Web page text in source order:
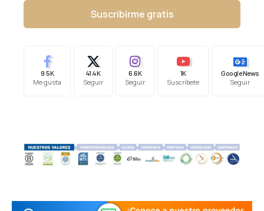
Suscribirme gratis
9.5K
Me gusta
41.4K
Seguir
6.6K
Seguir
1K
Suscríbete
Google News
Seguir